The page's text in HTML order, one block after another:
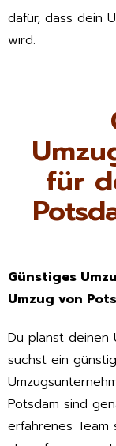
dafür, dass dein
wird.
für
Günstiges
Umzug von
Du planst deinen
suchst ein
Potsdam sind
erfahrenes